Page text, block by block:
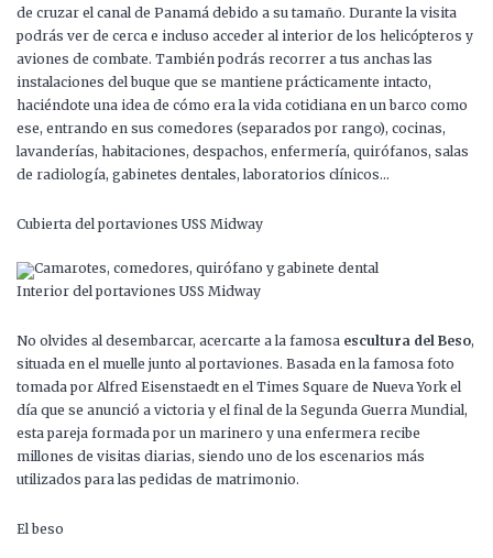
de cruzar el canal de Panamá debido a su tamaño. Durante la visita
podrás ver de cerca e incluso acceder al interior de los helicópteros y
aviones de combate. También podrás recorrer a tus anchas las
instalaciones del buque que se mantiene prácticamente intacto,
haciéndote una idea de cómo era la vida cotidiana en un barco como
ese, entrando en sus comedores (separados por rango), cocinas,
lavanderías, habitaciones, despachos, enfermería, quirófanos, salas
de radiología, gabinetes dentales, laboratorios clínicos…
Cubierta del portaviones USS Midway
Interior del portaviones USS Midway
No olvides al desembarcar, acercarte a la famosa escultura del Beso,
situada en el muelle junto al portaviones. Basada en la famosa foto
tomada por Alfred Eisenstaedt en el Times Square de Nueva York el
día que se anunció a victoria y el final de la Segunda Guerra Mundial,
esta pareja formada por un marinero y una enfermera recibe
millones de visitas diarias, siendo uno de los escenarios más
utilizados para las pedidas de matrimonio.
El beso